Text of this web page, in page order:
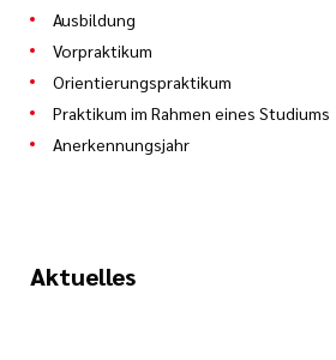
Ausbildung
Vorpraktikum
Orientierungspraktikum
Praktikum im Rahmen eines Studiums
Anerkennungsjahr
Aktuelles